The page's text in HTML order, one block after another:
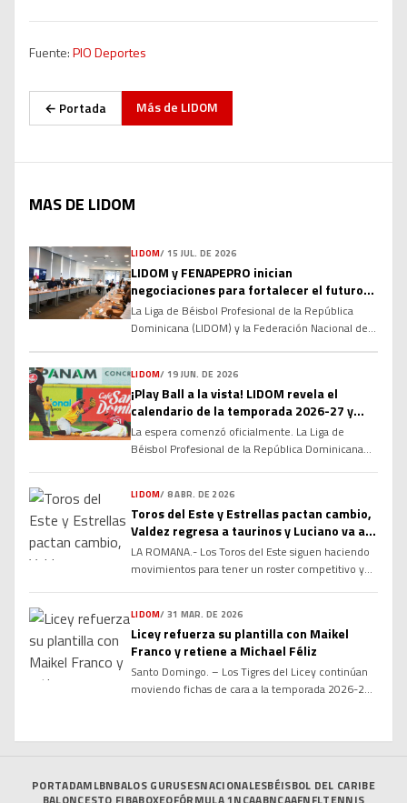
Fuente:PIO Deportes
← Portada Más de LIDOM
MAS DE LIDOM
LIDOM/ 15 JUL. DE 2026
LIDOM y FENAPEPRO inician
negociaciones para fortalecer el futuro
del béisbol invernal dominicano
La Liga de Béisbol Profesional de la República
Dominicana (LIDOM) y la Federación Nacional de
Colectivo, marcando el inicio de un proceso de
diálogo que busca consolidar las relaciones
laborales y fortalecer la estructura del béisbol
profesional dominicano de cara a las […]
LIDOM/ 19 JUN. DE 2026
¡Play Ball a la vista! LIDOM revela el
calendario de la temporada 2026-27 y
enciende la cuenta regresiva
La espera comenzó oficialmente. La Liga de
Béisbol Profesional de la República Dominicana
el inicio de la cuenta regresiva para una nueva
temporada cargada de rivalidades, emociones y
grandes expectativas. La serie regular arrancará el
próximo 16 de octubre y concluirá el 22 […]
LIDOM/ 8 ABR. DE 2026
Toros del Este y Estrellas pactan cambio,
Valdez regresa a taurinos y Luciano va a
Estrellas
LA ROMANA.- Los Toros del Este siguen haciendo
movimientos para tener un roster competitivo y
en cambio desde las Estrellas Orientales, por el
jardinero Marco Luciano. Valdez, seleccionado por
los Toros en la ronda tres del Draft de Novatos del
2021, viene de […]
LIDOM/ 31 MAR. DE 2026
Licey refuerza su plantilla con Maikel
Franco y retiene a Michael Féliz
Santo Domingo. – Los Tigres del Licey continúan
moviendo fichas de cara a la temporada 2026-27
relevista Michael Féliz. Franco, de 32 años, llega
versatilidad y poder ofensivo al cuadro interior. El
jugador […]
PORTADAMLBNBALOS GURUSESNACIONALESBÉISBOL DEL CARIBE